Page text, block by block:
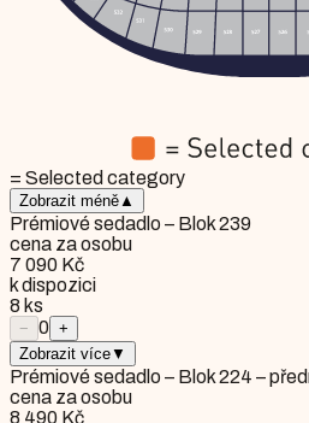
= Selected category
Zobrazit méně ▲
Prémiové sedadlo – Blok 239
cena za osobu
7 090 Kč
k dispozici
8 ks
− 0 +
Zobrazit více▼
Prémiové sedadlo – Blok 224 –
cena za osobu
8 490 Kč